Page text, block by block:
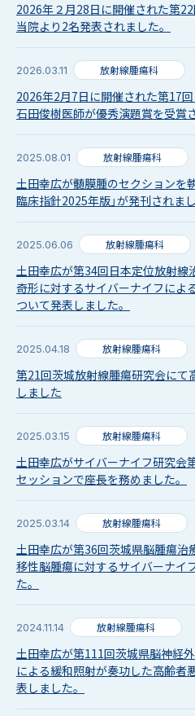
2026年２月28日に開催された第
当院より2名発表されました。
2026.03.11 放射線腫瘍科
2026年2月7日に開催された第17
石田俊樹医師が優秀演題賞を受賞
2025.08.01 放射線腫瘍科
土田幸広が髄膜腫のセクションを
臨床指針2025年版」が発刊されまし
2025.06.06 放射線腫瘍科
土田幸広が第34回日本定位放射線
奇形に対するサイバーナイフによ
ついて発表しました。
2025.04.18 放射線腫瘍科
第21回茨城放射線腫瘍研究会にて
しました
2025.03.15 放射線腫瘍科
土田幸広がサイバーナイフ研究会
セッションで座長を務めました。
2025.03.14 放射線腫瘍科
土田幸広が第36回茨城県脳腫瘍治
移性脳腫瘍に対するサイバーナイ
た。
2024.11.14 放射線腫瘍科
土田幸広が第111回茨城県脳神経
による緩和照射が奏功した高齢者
表しました。